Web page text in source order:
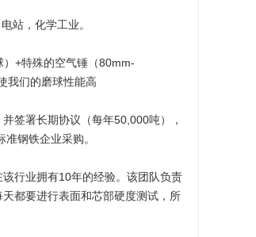
站，化学工业。
+特殊的空气锤（80mm-
我们的磨球性能高
签署长期协议（每年50,000吨），
钢铁企业采购。
行业拥有10年的经验。该团队负责
都要进行表面和芯部硬度测试，所